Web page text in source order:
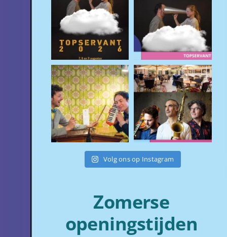
Volg ons op Instagram
Zomerse
openingstijden